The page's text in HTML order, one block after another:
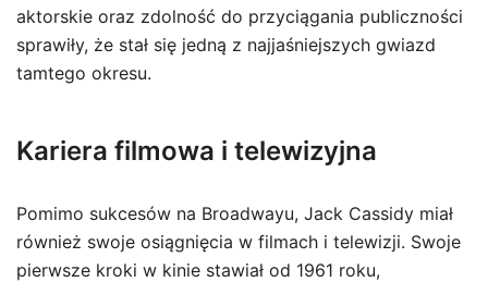
aktorskie oraz zdolność do przyciągania publiczności
sprawiły, że stał się jedną z najjaśniejszych gwiazd
tamtego okresu.
Kariera filmowa i telewizyjna
Pomimo sukcesów na Broadwayu, Jack Cassidy miał
również swoje osiągnięcia w filmach i telewizji. Swoje
pierwsze kroki w kinie stawiał od 1961 roku,